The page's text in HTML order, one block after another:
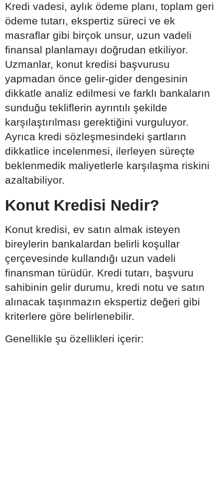
Kredi vadesi, aylık ödeme planı, toplam geri
ödeme tutarı, ekspertiz süreci ve ek
masraflar gibi birçok unsur, uzun vadeli
finansal planlamayı doğrudan etkiliyor.
Uzmanlar, konut kredisi başvurusu
yapmadan önce gelir-gider dengesinin
dikkatle analiz edilmesi ve farklı bankaların
sunduğu tekliflerin ayrıntılı şekilde
karşılaştırılması gerektiğini vurguluyor.
Ayrıca kredi sözleşmesindeki şartların
dikkatlice incelenmesi, ilerleyen süreçte
beklenmedik maliyetlerle karşılaşma riskini
azaltabiliyor.
Konut Kredisi Nedir?
Konut kredisi, ev satın almak isteyen
bireylerin bankalardan belirli koşullar
çerçevesinde kullandığı uzun vadeli
finansman türüdür. Kredi tutarı, başvuru
sahibinin gelir durumu, kredi notu ve satın
alınacak taşınmazın ekspertiz değeri gibi
kriterlere göre belirlenebilir.
Genellikle şu özellikleri içerir: